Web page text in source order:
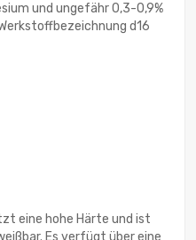
und ungefähr 0,3-0,9%
d16
eine hohe Härte und ist